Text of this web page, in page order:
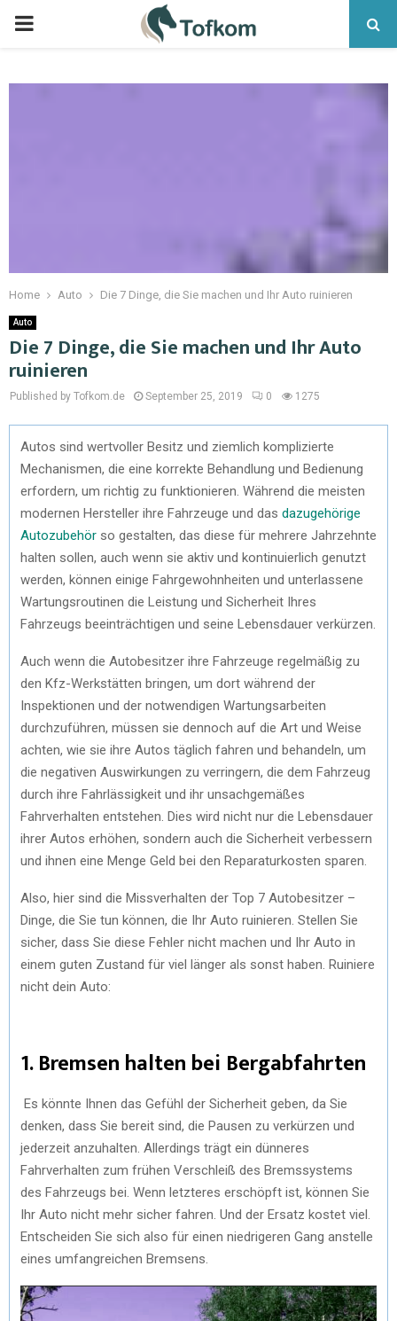
Home Auto Die 7 Dinge, die Sie machen und Ihr Auto ruinieren
Auto
Die 7 Dinge, die Sie machen und Ihr Auto
ruinieren
Published by Tofkom.de September 25, 2019 0 1275
Autos sind wertvoller Besitz und ziemlich komplizierte
Mechanismen, die eine korrekte Behandlung und Bedienung
erfordern, um richtig zu funktionieren. Während die meisten
modernen Hersteller ihre Fahrzeuge und das dazugehörige
Autozubehör so gestalten, das diese für mehrere Jahrzehnte
halten sollen, auch wenn sie aktiv und kontinuierlich genutzt
werden, können einige Fahrgewohnheiten und unterlassene
Wartungsroutinen die Leistung und Sicherheit Ihres
Fahrzeugs beeinträchtigen und seine Lebensdauer verkürzen.
Auch wenn die Autobesitzer ihre Fahrzeuge regelmäßig zu
den Kfz-Werkstätten bringen, um dort während der
Inspektionen und der notwendigen Wartungsarbeiten
durchzuführen, müssen sie dennoch auf die Art und Weise
achten, wie sie ihre Autos täglich fahren und behandeln, um
die negativen Auswirkungen zu verringern, die dem Fahrzeug
durch ihre Fahrlässigkeit und ihr unsachgemäßes
Fahrverhalten entstehen. Dies wird nicht nur die Lebensdauer
ihrer Autos erhöhen, sondern auch die Sicherheit verbessern
und ihnen eine Menge Geld bei den Reparaturkosten sparen.
Also, hier sind die Missverhalten der Top 7 Autobesitzer –
Dinge, die Sie tun können, die Ihr Auto ruinieren. Stellen Sie
sicher, dass Sie diese Fehler nicht machen und Ihr Auto in
einem guten Zustand für viel länger als sonst haben. Ruiniere
nicht dein Auto:
1. Bremsen halten bei Bergabfahrten
Es könnte Ihnen das Gefühl der Sicherheit geben, da Sie
denken, dass Sie bereit sind, die Pausen zu verkürzen und
jederzeit anzuhalten. Allerdings trägt ein dünneres
Fahrverhalten zum frühen Verschleiß des Bremssystems
des Fahrzeugs bei. Wenn letzteres erschöpft ist, können Sie
Ihr Auto nicht mehr sicher fahren. Und der Ersatz kostet viel.
Entscheiden Sie sich also für einen niedrigeren Gang anstelle
eines umfangreichen Bremsens.